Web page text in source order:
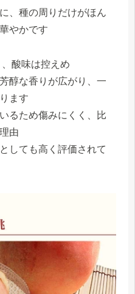
、種の周りだけがほん
やかです
酸味は控えめ
醇な香りが広がり、一
ます
るため傷みにくく、比
由
しても高く評価されて